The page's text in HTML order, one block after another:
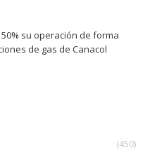
su operación de forma
de gas de Canacol
(450)